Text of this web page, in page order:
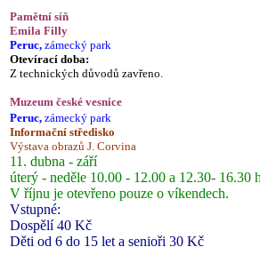
Pamětní síň
Emila Filly
Peruc, zámecký park
Otevírací doba:
Z technických důvodů zavřeno.
Muzeum české vesnice
Peruc, zámecký park
Informační středisko
Výstava obrazů J. Corvina
11. dubna - září
úterý - neděle 10.00 - 12.00 a 12.30- 16.30
V říjnu je otevřeno pouze o víkendech.
Vstupné:
Dospělí 40 Kč
Děti od 6 do 15 let a senioři 30 Kč